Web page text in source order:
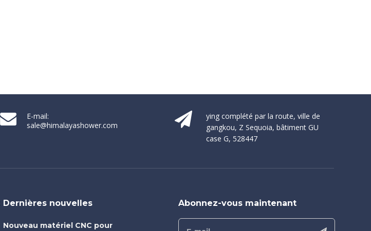
E-mail:
sale@himalayashower.com
ying complété par la route, ville de
gangkou, Z Sequoia, bâtiment GU
case G, 528447
Dernières nouvelles
Nouveau matériel CNC pour
Abonnez-vous maintenant